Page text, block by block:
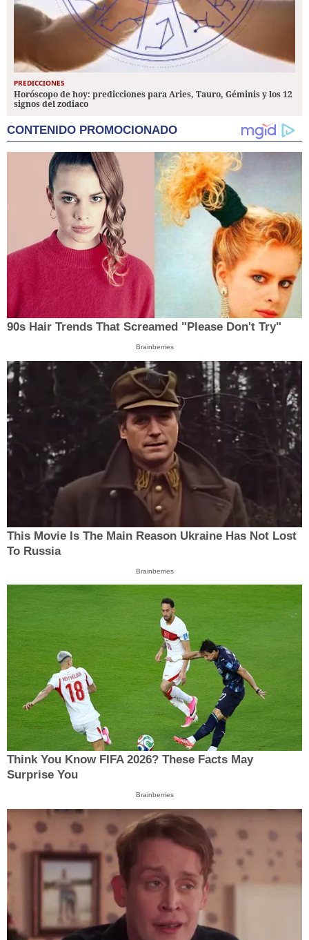
PREDICCIONES
Horóscopo de hoy: predicciones para Aries, Tauro, Géminis y los 12
signos del zodiaco
CONTENIDO PROMOCIONADO
90s Hair Trends That Screamed "Please Don't Try"
Brainberries
This Movie Is The Main Reason Ukraine Has Not Lost
To Russia
Brainberries
Think You Know FIFA 2026? These Facts May
Surprise You
Brainberries